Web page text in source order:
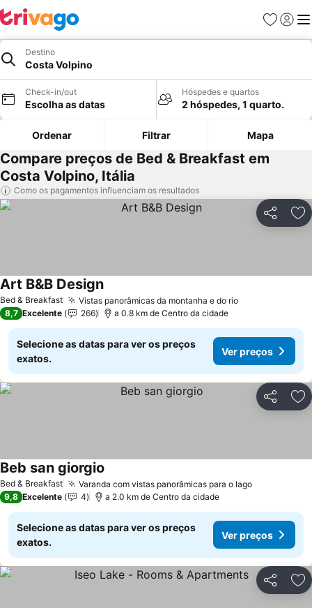
Favoritos
Iniciar
Destino
Costa Volpino
Check-in/out
Escolha as datas
Hóspedes e quartos
2 hóspedes, 1 quarto.
Ordenar Filtrar Mapa
Compare preços de Bed & Breakfast em
Costa Volpino, Itália
Como os pagamentos influenciam os resultados
Partilhar
Bed & Breakfast Vistas panorâmicas da montanha e do rio
Art B&B Design
8,7 Excelente 266 a 0.8 km de Centro da cidade
Selecione as datas para ver os preços
exatos.
Ver preços
Partilhar
Bed & Breakfast Varanda com vistas panorâmicas para o lago
Beb san giorgio
9,8 Excelente 4 a 2.0 km de Centro da cidade
Selecione as datas para ver os preços
exatos.
Ver preços
Partilhar